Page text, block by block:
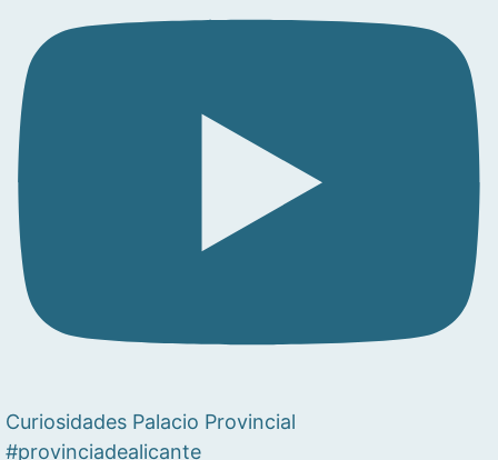
Curiosidades Palacio Provincial
#provinciadealicante